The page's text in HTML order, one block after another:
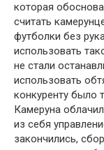
которая
считать
футболки без
использовать
не стали
использовать
конкуренту было
Камеруна
из себя
закончились,